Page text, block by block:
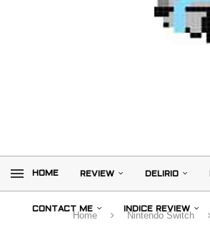
HOME REVIEW DELIRIO
CONTACT ME INDICE REVIEW
Home Nintendo Switch